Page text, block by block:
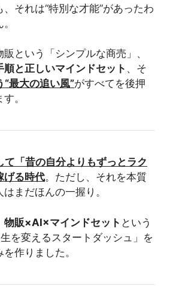
それは“特別な才能”があったわ
という「シンプルな商売」、
順と正しいマインドセット 、そ
“最大の追い風”がすべてを後押
。
「昔の自分よりもずっとラク
げる時代。ただし、それを本質
まだほんの一握り。
物販×AI×マインドセット という
を変えるスタートダッシュ」を
作りました。